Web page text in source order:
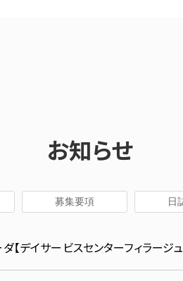
お知らせ
募集要項 日
【デイサービスセンターフィラージ